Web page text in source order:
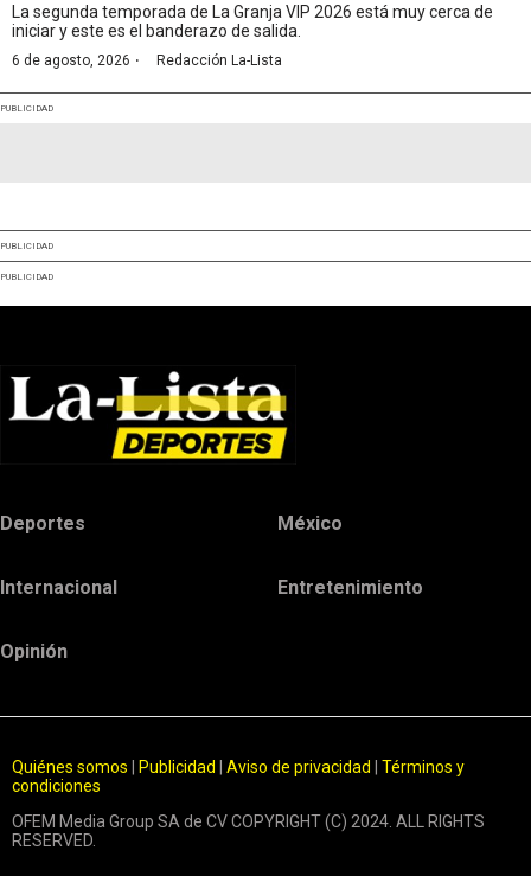
La segunda temporada de La Granja VIP 2026 está muy cerca de
iniciar y este es el banderazo de salida.
6 de agosto, 2026 · Redacción La-Lista
PUBLICIDAD
PUBLICIDAD
PUBLICIDAD
Deportes México
Internacional Entretenimiento
Opinión
Quiénes somos Publicidad Aviso de privacidad
Términos y
condiciones
OFEM Media Group SA de CV COPYRIGHT (C) 2024. ALL RIGHTS
RESERVED.